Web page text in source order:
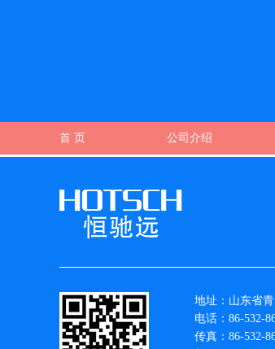
首 页 公司介绍
地址：山东省青
电话：86-532-
传真：86-532-